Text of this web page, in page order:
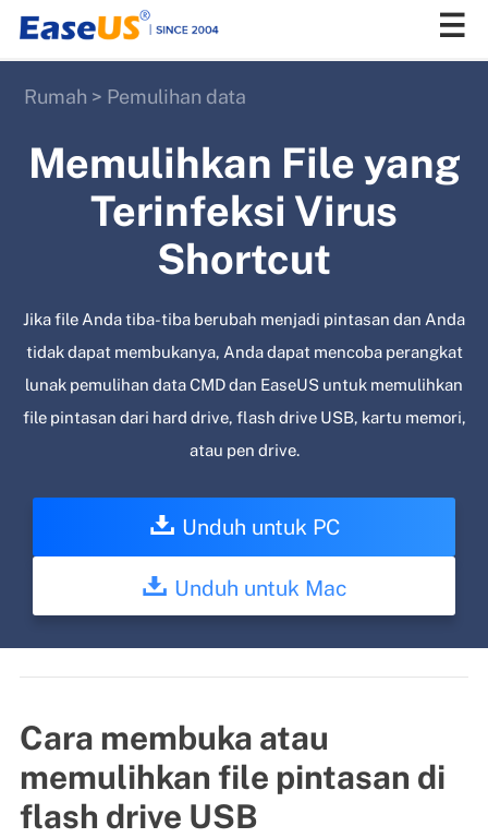
Rumah > Pemulihan data
Memulihkan File yang
Terinfeksi Virus
Shortcut
Jika file Anda tiba-tiba berubah menjadi pintasan dan Anda
tidak dapat membukanya, Anda dapat mencoba perangkat
lunak pemulihan data CMD dan EaseUS untuk memulihkan
file pintasan dari hard drive, flash drive USB, kartu memori,
atau pen drive.
Unduh untuk PC
Unduh untuk Mac
Cara membuka atau
memulihkan file pintasan di
flash drive USB